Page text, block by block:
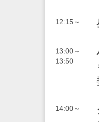
12:15～
13:00～
13:50
14:00～